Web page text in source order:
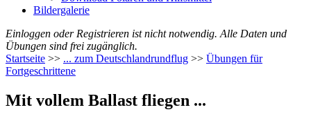
Bildergalerie
Einloggen oder Registrieren ist nicht notwendig. Alle Daten und
Übungen sind frei zugänglich.
Startseite >> ... zum Deutschlandrundflug >> Übungen für
Fortgeschrittene
Mit vollem Ballast fliegen ...